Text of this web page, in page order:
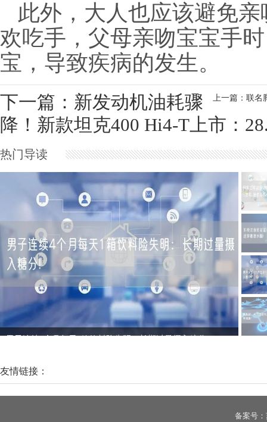
此外，大人也应该避免
欢吃手，父母亲吻宝宝手
宝，导致疾病的发生。
上一篇：联名
下一篇：新发动机油耗骤
降！新款坦克400 Hi4-T上市：
热门导读
男子连续4个月每天1箱饮料险失明：长期过量摄入糖分!
友情链接：
备案号：